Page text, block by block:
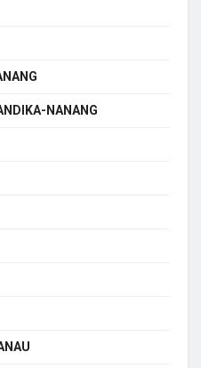
NANANG